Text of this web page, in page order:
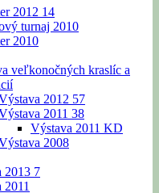
2012 14
turnaj 2010
2010
veľkonočných kraslíc a
2012 57
2011 38
Výstava 2011 KD
2008
2013 7
2011